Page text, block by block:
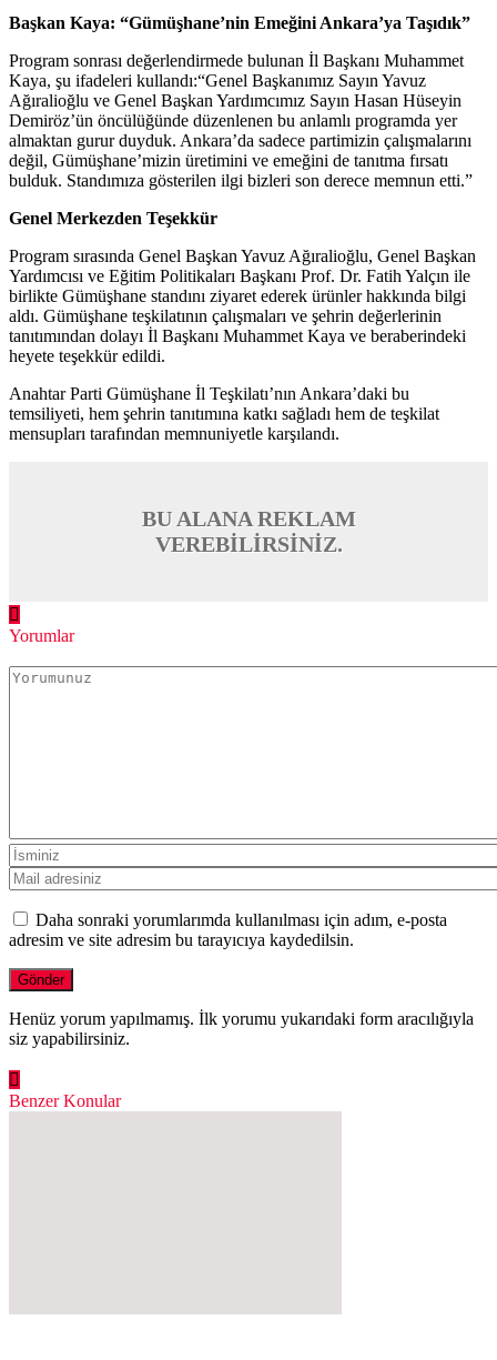
Başkan Kaya: “Gümüşhane’nin Emeğini Ankara’ya Taşıdık”
Program sonrası değerlendirmede bulunan İl Başkanı Muhammet
Kaya, şu ifadeleri kullandı:“Genel Başkanımız Sayın Yavuz
Ağıralioğlu ve Genel Başkan Yardımcımız Sayın Hasan Hüseyin
Demiröz’ün öncülüğünde düzenlenen bu anlamlı programda yer
almaktan gurur duyduk. Ankara’da sadece partimizin çalışmalarını
değil, Gümüşhane’mizin üretimini ve emeğini de tanıtma fırsatı
bulduk. Standımıza gösterilen ilgi bizleri son derece memnun etti.”
Genel Merkezden Teşekkür
Program sırasında Genel Başkan Yavuz Ağıralioğlu, Genel Başkan
Yardımcısı ve Eğitim Politikaları Başkanı Prof. Dr. Fatih Yalçın ile
birlikte Gümüşhane standını ziyaret ederek ürünler hakkında bilgi
aldı. Gümüşhane teşkilatının çalışmaları ve şehrin değerlerinin
tanıtımından dolayı İl Başkanı Muhammet Kaya ve beraberindeki
heyete teşekkür edildi.
Anahtar Parti Gümüşhane İl Teşkilatı’nın Ankara’daki bu
temsiliyeti, hem şehrin tanıtımına katkı sağladı hem de teşkilat
mensupları tarafından memnuniyetle karşılandı.
BU ALANA REKLAM
VEREBİLİRSİNİZ.
Yorumlar
Daha sonraki yorumlarımda kullanılması için adım, e-posta
adresim ve site adresim bu tarayıcıya kaydedilsin.
Henüz yorum yapılmamış. İlk yorumu yukarıdaki form aracılığıyla
siz yapabilirsiniz.
Benzer Konular